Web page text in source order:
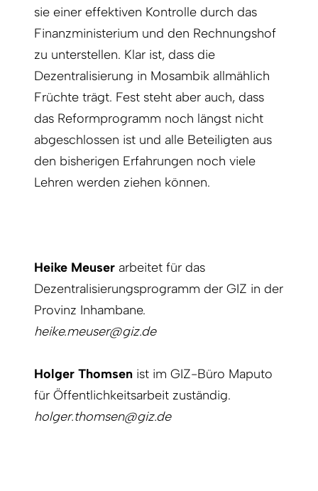
sie einer effektiven Kontrolle durch das
Finanzminis­terium und den Rechnungshof
zu un­terstellen. Klar ist, dass die
Dezentralisierung in Mosambik allmählich
Früchte trägt. Fest steht aber auch, dass
das Reformprogramm noch längst nicht
abgeschlossen ist und alle Beteiligten aus
den bisherigen Erfahrungen noch viele
Lehren werden ziehen können.
Heike Meuser arbeitet für das
Dezentralisierungsprogramm der GIZ in der
Provinz Inhambane.
heike.meuser@giz.de
Holger Thomsen ist im GIZ-Büro Maputo
für Öffentlichkeitsarbeit zuständig.
holger.thomsen@giz.de